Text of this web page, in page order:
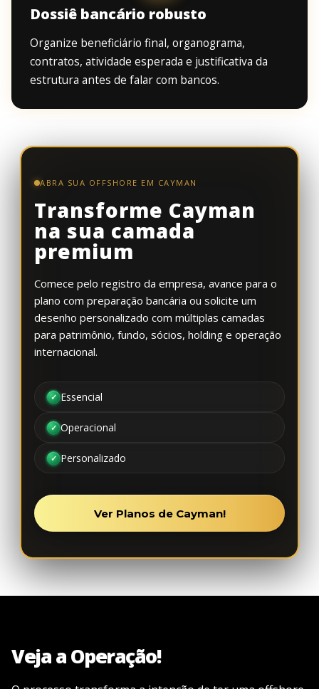
Dossiê bancário robusto
Organize beneficiário final, organograma,
contratos, atividade esperada e justificativa da
estrutura antes de falar com bancos.
ABRA SUA OFFSHORE EM CAYMAN
Transforme Cayman
na sua camada
premium
Comece pelo registro da empresa, avance para o
plano com preparação bancária ou solicite um
desenho personalizado com múltiplas camadas
para patrimônio, fundo, sócios, holding e operação
internacional.
Essencial
Operacional
Personalizado
Ver Planos de Cayman!
Veja a Operação!